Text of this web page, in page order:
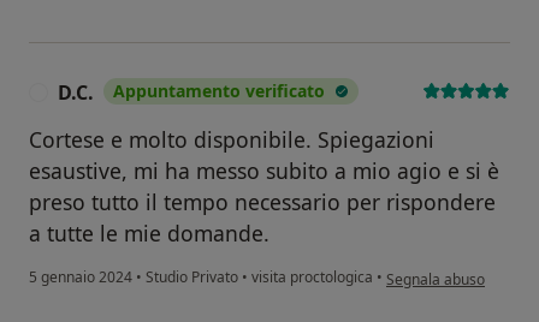
D.C. Appuntamento verificato
Cortese e molto disponibile. Spiegazioni
esaustive, mi ha messo subito a mio agio e si è
preso tutto il tempo necessario per rispondere
a tutte le mie domande.
5 gennaio 2024 • Studio Privato • visita proctologica • secondo l'opinione
Segnala abuso